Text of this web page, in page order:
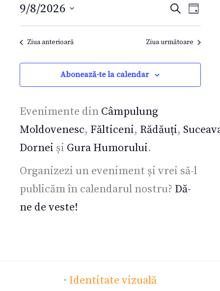
Navigare
în
vizualizări
căutare
Caută
în
Zi
9/8/2026
Selectează
data.
Ziua anterioară Ziua următoare
Abonează-te la calendar
Evenimente din Câmpulung
Moldovenesc, Fălticeni, Rădăuți,
Dornei și Gura Humorului.
Organizezi un eveniment și vrei să-l
publicăm în calendarul nostru? Dă-
ne de veste!
· Identitate vizuală